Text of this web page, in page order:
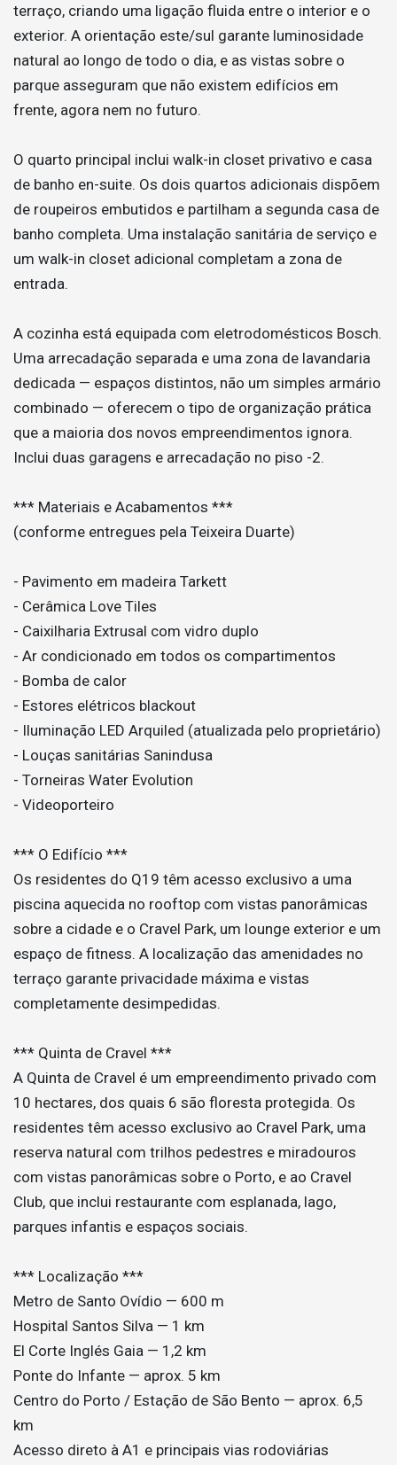
terraço, criando uma ligação fluida entre o interior e o
exterior. A orientação este/sul garante luminosidade
natural ao longo de todo o dia, e as vistas sobre o
parque asseguram que não existem edifícios em
frente, agora nem no futuro.
O quarto principal inclui walk-in closet privativo e casa
de banho en-suite. Os dois quartos adicionais dispõem
de roupeiros embutidos e partilham a segunda casa de
banho completa. Uma instalação sanitária de serviço e
um walk-in closet adicional completam a zona de
entrada.
A cozinha está equipada com eletrodomésticos Bosch.
Uma arrecadação separada e uma zona de lavandaria
dedicada — espaços distintos, não um simples armário
combinado — oferecem o tipo de organização prática
que a maioria dos novos empreendimentos ignora.
Inclui duas garagens e arrecadação no piso -2.
*** Materiais e Acabamentos ***
(conforme entregues pela Teixeira Duarte)
- Pavimento em madeira Tarkett
- Cerâmica Love Tiles
- Caixilharia Extrusal com vidro duplo
- Ar condicionado em todos os compartimentos
- Bomba de calor
- Estores elétricos blackout
- Iluminação LED Arquiled (atualizada pelo proprietário)
- Louças sanitárias Sanindusa
- Torneiras Water Evolution
- Videoporteiro
*** O Edifício ***
Os residentes do Q19 têm acesso exclusivo a uma
piscina aquecida no rooftop com vistas panorâmicas
sobre a cidade e o Cravel Park, um lounge exterior e um
espaço de fitness. A localização das amenidades no
terraço garante privacidade máxima e vistas
completamente desimpedidas.
*** Quinta de Cravel ***
A Quinta de Cravel é um empreendimento privado com
10 hectares, dos quais 6 são floresta protegida. Os
residentes têm acesso exclusivo ao Cravel Park, uma
reserva natural com trilhos pedestres e miradouros
com vistas panorâmicas sobre o Porto, e ao Cravel
Club, que inclui restaurante com esplanada, lago,
parques infantis e espaços sociais.
*** Localização ***
Metro de Santo Ovídio — 600 m
Hospital Santos Silva — 1 km
El Corte Inglés Gaia — 1,2 km
Ponte do Infante — aprox. 5 km
Centro do Porto / Estação de São Bento — aprox. 6,5
km
Acesso direto à A1 e principais vias rodoviárias